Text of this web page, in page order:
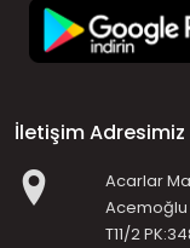
İletişim Adresimiz
Acarlar
Acemoğlu
T11/2